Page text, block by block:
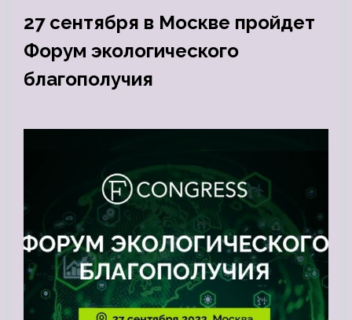
27 сентября в Москве пройдет
Форум экологического
благополучия